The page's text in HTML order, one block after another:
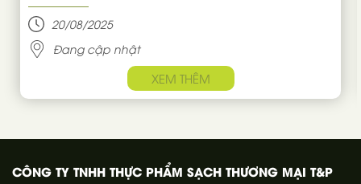
20/08/2025
Đang cập nhật
XEM THÊM
CÔNG TY TNHH THỰC PHẨM SẠCH THƯƠNG MẠI T&P